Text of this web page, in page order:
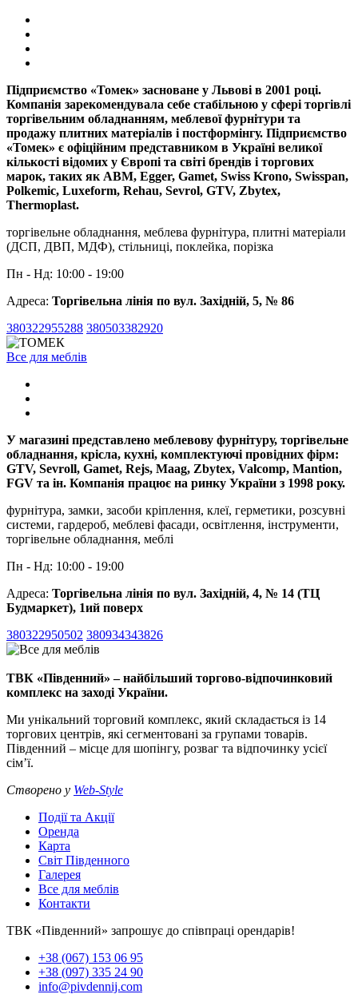
Підприємство «Томек» засноване у Львові в 2001 році.
Компанія зарекомендувала себе стабільною у сфері торгівлі
торгівельним обладнанням, меблевої фурнітури та
продажу плитних матеріалів і постформінгу. Підприємство
«Томек» є офіційним представником в Україні великої
кількості відомих у Європі та світі брендів і торгових
марок, таких як ABM, Egger, Gamet, Swiss Krono, Swisspan,
Polkemic, Luxeform, Rehau, Sevrol, GTV, Zbytex,
Thermoplast.
торгівельне обладнання, меблева фурнітура, плитні матеріали
(ДСП, ДВП, МДФ), стільниці, поклейка, порізка
Пн - Нд: 10:00 - 19:00
Адреса: Торгівельна лінія по вул. Західній, 5, № 86
380322955288 380503382920
Все для меблів
У магазині представлено меблевову фурнітуру, торгівельне
обладнання, крісла, кухні, комплектуючі провідних фірм:
GTV, Sevroll, Gamet, Rejs, Maag, Zbytex, Valcomp, Mantion,
FGV та ін. Компанія працює на ринку України з 1998 року.
фурнітура, замки, засоби кріплення, клеї, герметики, розсувні
системи, гардероб, меблеві фасади, освітлення, інструменти,
торгівельне обладнання, меблі
Пн - Нд: 10:00 - 19:00
Адреса: Торгівельна лінія по вул. Західній, 4, № 14 (ТЦ
Будмаркет), 1ий поверх
380322950502 380934343826
ТВК «Південний» – найбільший торгово-відпочинковий
комплекс на заході України.
Ми унікальний торговий комплекс, який складається із 14
торгових центрів, які сегментовані за групами товарів.
Південний – місце для шопінгу, розваг та відпочинку усієї
сім’ї.
Створено у Web-Style
Події та Акції
Оренда
Карта
Світ Південного
Галерея
Все для меблів
Контакти
ТВК «Південний» запрошує до співпраці орендарів!
+38 (067) 153 06 95
+38 (097) 335 24 90
info@pivdennij.com